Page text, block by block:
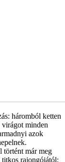
háromból ketten
minden
azok
történt már meg
titkos rajongójától;